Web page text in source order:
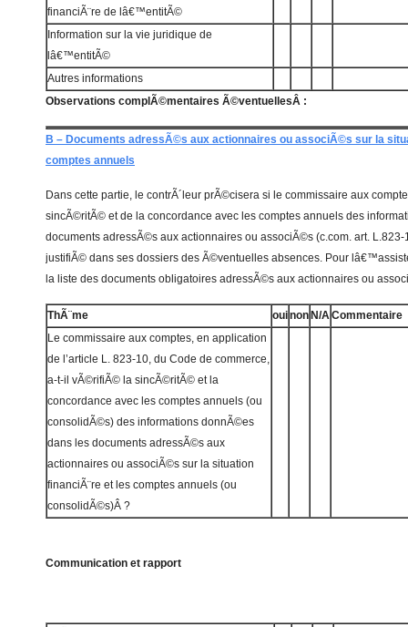
financiÃ¨re de lâ€™entitÃ©
Information sur la vie juridique de
lâ€™entitÃ©
Autres informations
Observations complÃ©mentaires Ã©ventuellesÂ :
B – Documents adressÃ©s aux actionnaires ou associÃ©s sur la
comptes annuels
Dans cette partie, le contrÃ´leur prÃ©cisera si le commissaire aux
sincÃ©ritÃ© et de la concordance avec les comptes annuels des
documents adressÃ©s aux actionnaires ou associÃ©s (c.com. art.
justifiÃ© dans ses dossiers des Ã©ventuelles absences. Pour
la liste des documents obligatoires adressÃ©s aux actionnaires ou
ThÃ¨me ouinon N/ACommentaire
Le commissaire aux comptes, en application
de l’article L. 823-10, du Code de commerce,
a-t-il vÃ©rifiÃ© la sincÃ©ritÃ© et la
concordance avec les comptes annuels (ou
consolidÃ©s) des informations donnÃ©es
dans les documents adressÃ©s aux
actionnaires ou associÃ©s sur la situation
financiÃ¨re et les comptes annuels (ou
consolidÃ©s)Â ?
Communication et rapport